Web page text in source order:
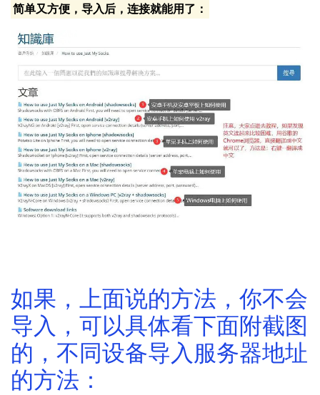
简单又方便，导入后，连接就能用了：
如果，上面说的方法，你不会
导入，可以具体看下面附截图
的，不同设备导入服务器地址
的方法：